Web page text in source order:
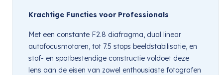
Krachtige Functies voor Professionals
Met een constante F2.8 diafragma, dual linear
autofocusmotoren, tot 7.5 stops beeldstabilisatie, en
stof- en spatbestendige constructie voldoet deze
lens aan de eisen van zowel enthousiaste fotografen